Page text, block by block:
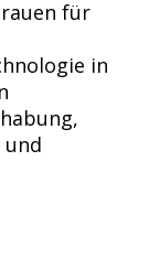
für
in